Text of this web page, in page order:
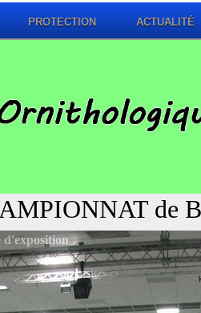
PROTECTION ACTUALITÉ
de
d'exposition